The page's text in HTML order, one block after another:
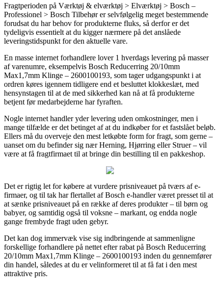
Fragtperioden på Værktøj & elværktøj > Elværktøj > Bosch –
Professionel > Bosch Tilbehør er selvfølgelig meget bestemmende
forudsat du har behov for produkterne fluks, så derfor er det
tydeligvis essentielt at du kigger nærmere på det anslåede
leveringstidspunkt for den aktuelle vare.
En masse internet forhandlere lover 1 hverdags levering på masser
af varenumre, eksempelvis Bosch Reducerring 20/10mm
Max1,7mm Klinge – 2600100193, som tager udgangspunkt i at
ordren køres igennem tidligere end et besluttet klokkeslæt, med
hensynstagen til at de med sikkerhed kan nå at få produkterne
betjent før medarbejderne har fyraften.
Nogle internet handler yder levering uden omkostninger, men i
mange tilfælde er det betinget af at du indkøber for et fastslået beløb.
Ellers må du overveje den mest letkøbte form for fragt, som gerne –
uanset om du befinder sig nær Herning, Hjørring eller Struer – vil
være at få fragtfirmaet til at bringe din bestilling til en pakkeshop.
Det er rigtig let for købere at vurdere prisniveauet på tværs af e-
firmaer, og til tak har flertallet af Bosch e-handler været presset til at
at sænke prisniveauet på en række af deres produkter – til børn og
babyer, og samtidig også til voksne – markant, og endda nogle
gange frembyde fragt uden gebyr.
Det kan dog immervæk vise sig indbringende at sammenligne
forskellige forhandlere på nettet efter rabat på Bosch Reducerring
20/10mm Max1,7mm Klinge – 2600100193 inden du gennemfører
din handel, således at du er velinformeret til at få fat i den mest
attraktive pris.